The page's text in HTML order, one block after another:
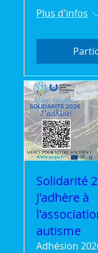
Plus d'infos
Solidarité
J'adhère à
autisme
Adhésion